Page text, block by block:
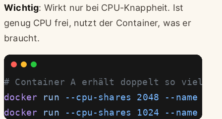
Wichtig: Wirkt nur bei CPU-Knappheit. Ist
genug CPU frei, nutzt der Container, was er
braucht.
# Container A erhält doppelt so viel
docker run --cpu-shares 2048 --name
docker run --cpu-shares 1024 --name